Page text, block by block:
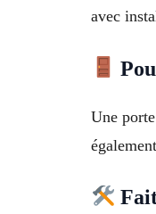
avec
Une